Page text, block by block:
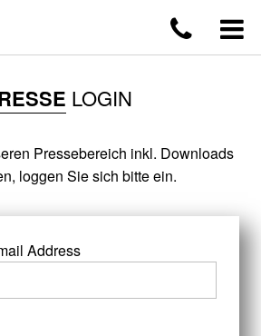
LOGIN
Pressebereich inkl. Downloads
loggen Sie sich bitte ein.
Address